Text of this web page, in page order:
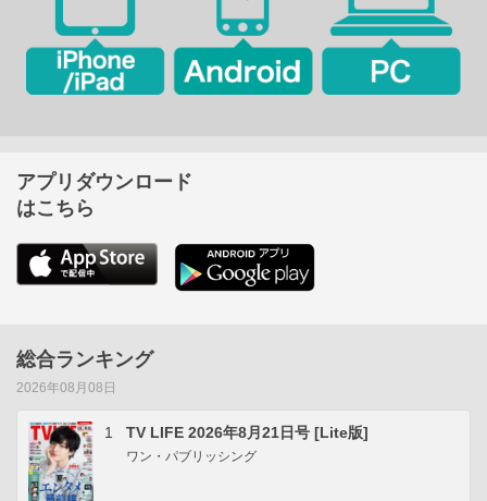
アプリダウンロード
はこちら
総合ランキング
2026年08月08日
1 TV LIFE 2026年8月21日号 [Lite版]
ワン・パブリッシング